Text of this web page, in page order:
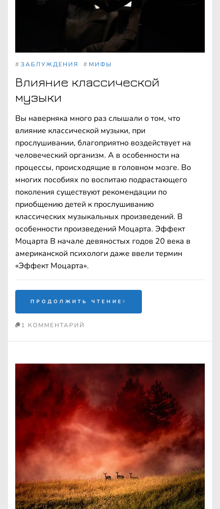
# ЗАБЛУЖДЕНИЯ # МИФЫ
Влияние классической
музыки
Вы наверняка много раз слышали о том, что
влияние классической музыки, при
прослушивании, благоприятно воздействует на
человеческий организм. А в особенности на
процессы, происходящие в головном мозге. Во
многих пособиях по воспитаю подрастающего
поколения существуют рекомендации по
приобщению детей к прослушиванию
классических музыкальных произведений. В
особенности произведений Моцарта. Эффект
Моцарта В начале девяностых годов 20 века в
американской психологи даже ввели термин
«Эффект Моцарта».
ПРОДОЛЖИТЬ ЧТЕНИЕ
1 КОММЕНТАРИЙ